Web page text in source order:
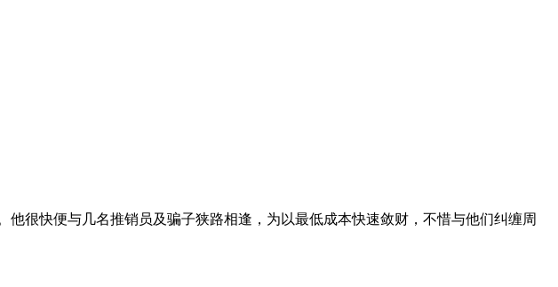
很快便与几名推销员及骗子狭路相逢，为以最低成本快速敛财，不惜与他们纠缠周